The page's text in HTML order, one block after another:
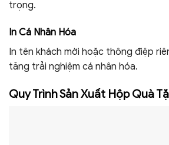
trọng.
In Cá Nhân Hóa
In tên khách mời hoặc thông điệp
tăng trải nghiệm cá nhân hóa.
Quy Trình Sản Xuất Hộp Quà